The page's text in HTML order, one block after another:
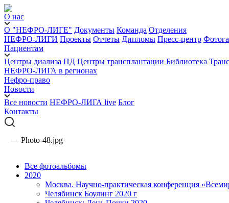
О нас
О "НЕФРО-ЛИГЕ" Документы Команда Отделения
НЕФРО-ЛИГИ Проекты Отчеты Дипломы Пресс-центр
Пациентам
Центры диализа ПД Центры трансплантации Библиотека
НЕФРО-ЛИГА в регионах
Нефро-право
Новости
Все новости НЕФРО-ЛИГА live Блог
Контакты
— Photo-48.jpg
Все фотоальбомы
2020
Москва. Научно-практическая конференция
Челябинск Боулинг 2020 г